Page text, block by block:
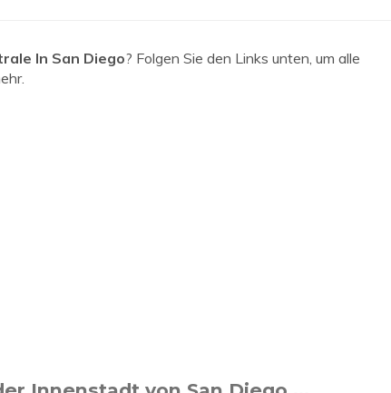
In San Diego? Folgen Sie den Links unten, um alle